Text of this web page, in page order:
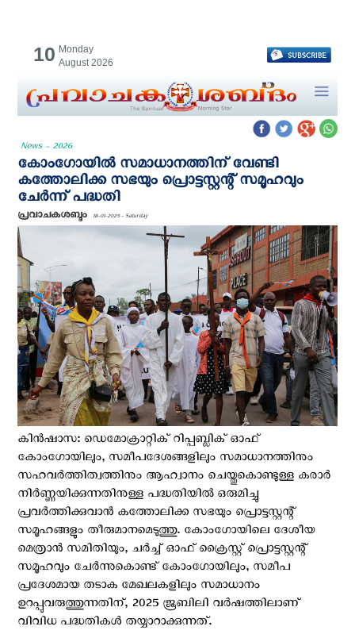
10 Monday
August 2026
News - 2026
കോംഗോയിൽ സമാധാനത്തിന് വേണ്ടി
കത്തോലിക്ക സഭയും പ്രൊട്ടസ്റ്റന്റ് സമൂഹവും
ചേർന്ന് പദ്ധതി
പ്രവാചകശബ്ദം 18-01-2025 - Saturday
കിൻഷാസ: ഡെമോക്രാറ്റിക് റിപ്പബ്ലിക് ഓഫ്
കോംഗോയിലും, സമീപദേശങ്ങളിലും സമാധാനത്തിനും
സഹവർത്തിത്വത്തിനും ആഹ്വാനം ചെയ്തുകൊണ്ടുള്ള കരാർ
നിർണ്ണയിക്കുന്നതിനുള്ള പദ്ധതിയിൽ ഒരുമിച്ചു
പ്രവർത്തിക്കുവാൻ കത്തോലിക്ക സഭയും പ്രൊട്ടസ്റ്റന്റ്
സമൂഹങ്ങളും തീരുമാനമെടുത്തു. കോംഗോയിലെ ദേശീയ
മെത്രാൻ സമിതിയും, ചർച്ച് ഓഫ് ക്രൈസ്റ്റ് പ്രൊട്ടസ്റ്റന്റ്
സമൂഹവും ചേർന്നുകൊണ്ട് കോംഗോയിലും, സമീപ
പ്രദേശമായ തടാക മേഖലകളിലും സമാധാനം
ഉറപ്പുവരുത്തുന്നതിന്, 2025 ജൂബിലി വർഷത്തിലാണ്
വിവിധ പദ്ധതികൾ തയ്യാറാക്കുന്നത്.